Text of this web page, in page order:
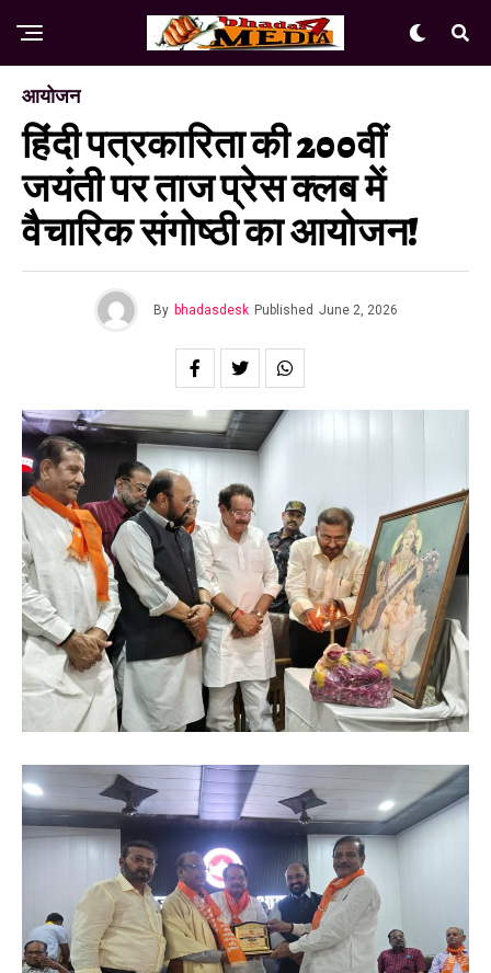
आयोजन
हिंदी पत्रकारिता की 200वीं
जयंती पर ताज प्रेस क्लब में
वैचारिक संगोष्ठी का आयोजन!
By bhadasdesk Published June 2, 2026